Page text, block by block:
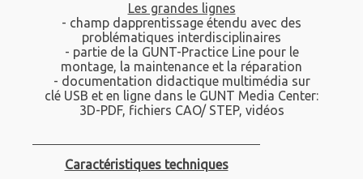
Les grandes lignes
- champ dapprentissage étendu avec des
problématiques interdisciplinaires
- partie de la GUNT-Practice Line pour le
montage, la maintenance et la réparation
- documentation didactique multimédia sur
clé USB et en ligne dans le GUNT Media Center:
3D-PDF, fichiers CAO/ STEP, vidéos
Caractéristiques techniques